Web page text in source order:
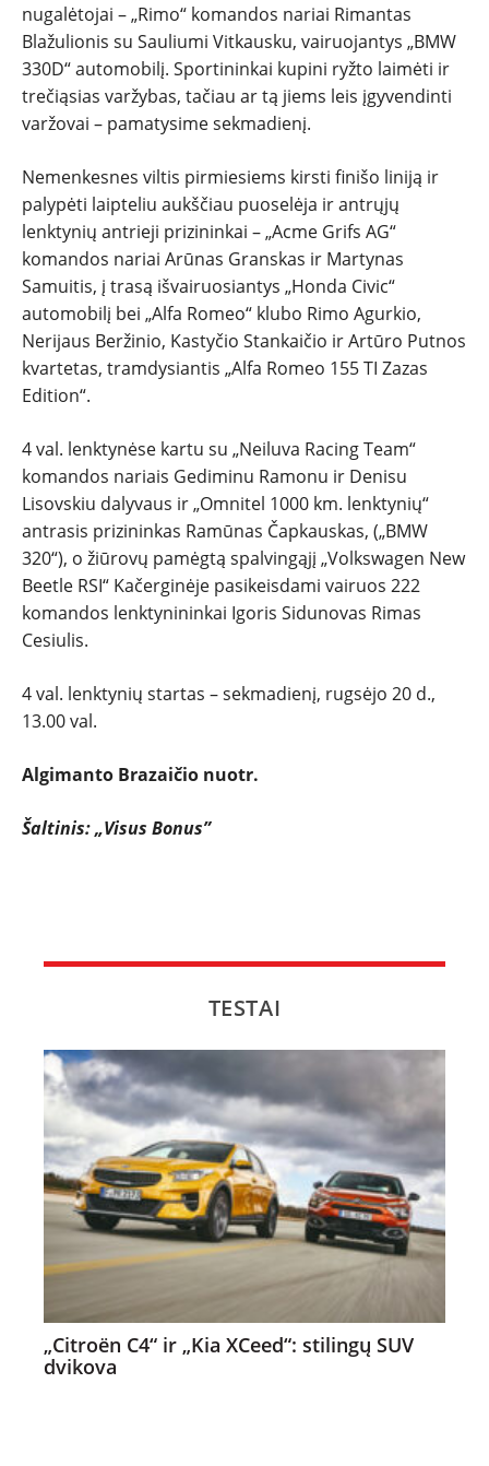
nugalėtojai – „Rimo“ komandos nariai Rimantas
Blažulionis su Sauliumi Vitkausku, vairuojantys „BMW
330D“ automobilį. Sportininkai kupini ryžto laimėti ir
trečiąsias varžybas, tačiau ar tą jiems leis įgyvendinti
varžovai – pamatysime sekmadienį.
Nemenkesnes viltis pirmiesiems kirsti finišo liniją ir
palypėti laipteliu aukščiau puoselėja ir antrųjų
lenktynių antrieji prizininkai – „Acme Grifs AG“
komandos nariai Arūnas Granskas ir Martynas
Samuitis, į trasą išvairuosiantys „Honda Civic“
automobilį bei „Alfa Romeo“ klubo Rimo Agurkio,
Nerijaus Beržinio, Kastyčio Stankaičio ir Artūro Putnos
kvartetas, tramdysiantis „Alfa Romeo 155 TI Zazas
Edition“.
4 val. lenktynėse kartu su „Neiluva Racing Team“
komandos nariais Gediminu Ramonu ir Denisu
Lisovskiu dalyvaus ir „Omnitel 1000 km. lenktynių“
antrasis prizininkas Ramūnas Čapkauskas, („BMW
320“), o žiūrovų pamėgtą spalvingąjį „Volkswagen New
Beetle RSI“ Kačerginėje pasikeisdami vairuos 222
komandos lenktynininkai Igoris Sidunovas Rimas
Cesiulis.
4 val. lenktynių startas – sekmadienį, rugsėjo 20 d.,
13.00 val.
Algimanto Brazaičio nuotr.
Šaltinis: „Visus Bonus”
TESTAI
„Citroën C4“ ir „Kia XCeed“: stilingų SUV
dvikova